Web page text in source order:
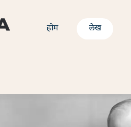
होम लेख